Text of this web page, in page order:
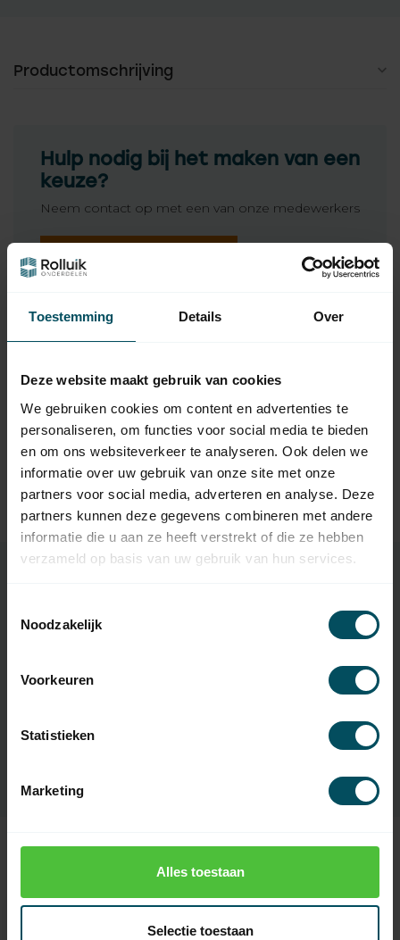
Toestemming Details Over
Deze website maakt gebruik van cookies
We gebruiken cookies om content en advertenties te
personaliseren, om functies voor social media te bieden
en om ons websiteverkeer te analyseren. Ook delen we
informatie over uw gebruik van onze site met onze
partners voor social media, adverteren en analyse. Deze
partners kunnen deze gegevens combineren met andere
informatie die u aan ze heeft verstrekt of die ze hebben
verzameld op basis van uw gebruik van hun services.
Noodzakelijk
Voorkeuren
Statistieken
Marketing
Alles toestaan
Selectie toestaan
Productomschrijving
Hulp nodig bij het maken van een
keuze?
Neem contact op met een van onze medewerkers
Brel USB oplader
Op voorraad
BREL
Brel Brel Home RB400
(DD1557) bi-directionele
repeater
Op voorraad
28,95
Specificaties
Artikelnummer
Recent bekeken